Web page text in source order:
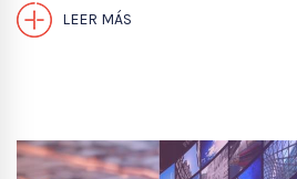
LEER MÁS